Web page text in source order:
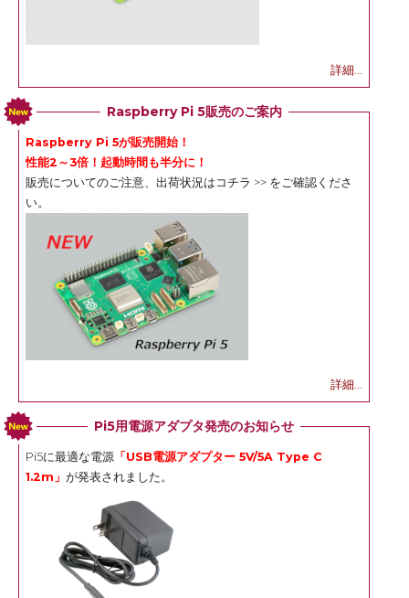
詳細...
Raspberry Pi 5販売のご案内
Raspberry Pi 5が販売開始！
性能2～3倍！起動時間も半分に！
販売についてのご注意、出荷状況は コチラ >> をご確認くださ
い。
詳細...
Pi5用電源アダプタ発売のお知らせ
Pi5に最適な電源 「USB電源アダプター 5V/5A Type C
1.2m」 が発表されました。